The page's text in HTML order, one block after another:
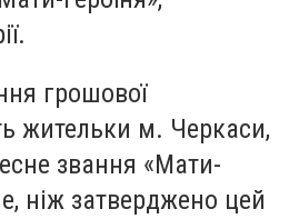
грошової
жительки м. Черкаси,
звання «Мати-
ніж затверджено цей